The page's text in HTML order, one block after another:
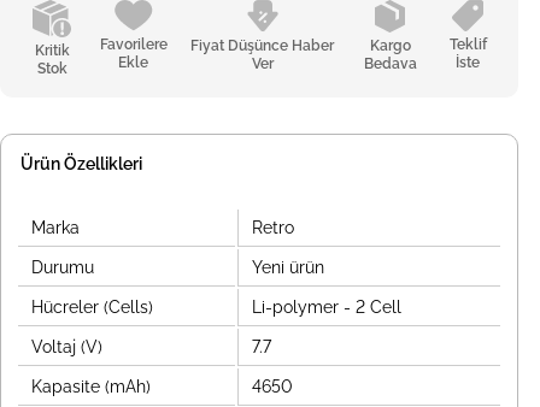
Kritik
Stok
Favorilere
Ekle
Fiyat Düşünce Haber
Ver
Kargo
Bedava
Teklif
İste
Ürün Özellikleri
Marka Retro
Durumu Yeni ürün
Hücreler (Cells) Li-polymer - 2 Cell
Voltaj (V) 7.7
Kapasite (mAh) 4650